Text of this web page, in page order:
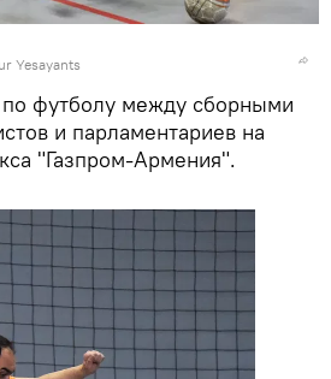
Yesayants
футболу между сборными
и парламентариев на
"Газпром-Армения".